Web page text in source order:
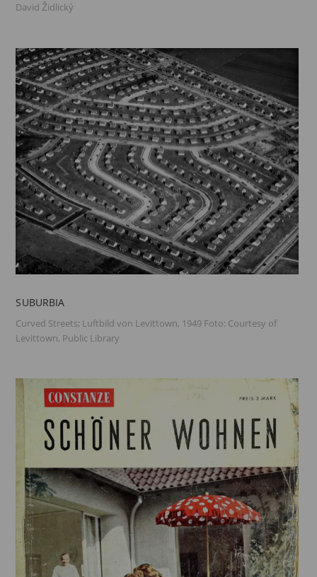
David Židlický
SUBURBIA
Curved Streets; Luftbild von Levittown, 1949 Foto: Courtesy of
Levittown, Public Library